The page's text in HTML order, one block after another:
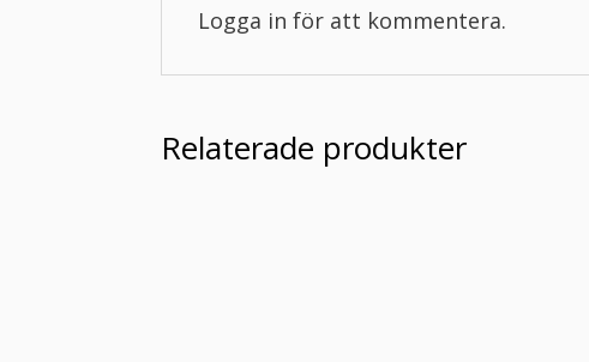
Logga in för att kommentera.
Relaterade produkter